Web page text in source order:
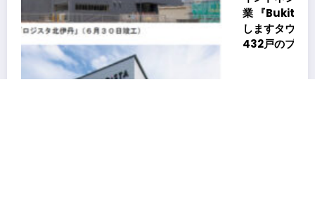
業 『Bukit Podomoro（ブキット ポドモロ）』に参画
しますタウンハウスとショップハウスを合わせた総戸数
432戸のプロジェクト